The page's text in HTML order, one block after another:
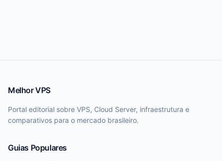
Melhor VPS
Portal editorial sobre VPS, Cloud Server, infraestrutura e
comparativos para o mercado brasileiro.
Guias Populares